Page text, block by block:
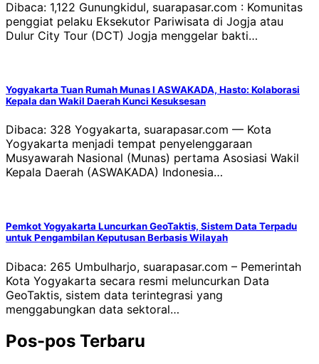
Dibaca: 1,122 Gunungkidul, suarapasar.com : Komunitas
penggiat pelaku Eksekutor Pariwisata di Jogja atau
Dulur City Tour (DCT) Jogja menggelar bakti…
Yogyakarta Tuan Rumah Munas I ASWAKADA, Hasto: Kolaborasi
Kepala dan Wakil Daerah Kunci Kesuksesan
Dibaca: 328 Yogyakarta, suarapasar.com — Kota
Yogyakarta menjadi tempat penyelenggaraan
Musyawarah Nasional (Munas) pertama Asosiasi Wakil
Kepala Daerah (ASWAKADA) Indonesia…
Pemkot Yogyakarta Luncurkan GeoTaktis, Sistem Data Terpadu
untuk Pengambilan Keputusan Berbasis Wilayah
Dibaca: 265 Umbulharjo, suarapasar.com – Pemerintah
Kota Yogyakarta secara resmi meluncurkan Data
GeoTaktis, sistem data terintegrasi yang
menggabungkan data sektoral…
Pos-pos Terbaru